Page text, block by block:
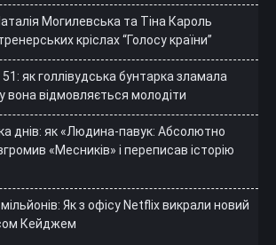
Могилевська та Тіна Кароль
кріслах “Голосу країни”
як голлівудська бунтарка зламала
вона відмовляється молодіти
днів: як «Людина-павук: Абсолютно
«Месників» і переписав історію
Як з офісу Netflix викрали новий
Кейджем